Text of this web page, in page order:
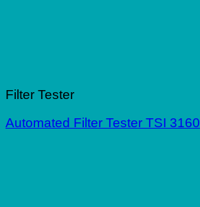
Filter Tester
Automated Filter Tester TSI 3160